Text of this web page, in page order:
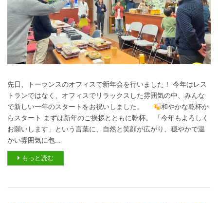
先日、トーランスのオフィスで新年会を行いました！ 今年はレス
トランではなく、オフィスでリラックスした雰囲気の中、みんな
で新しい一年のスタートをお祝いしました。
和やかな乾杯か
らスタート まずは新年のご挨拶とともに乾杯。 「今年もよろしく
お願いします」という言葉に、自然と笑顔が広がり、穏やかで温
かい雰囲気に包...
もっと読む